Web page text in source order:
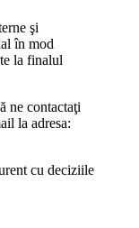
şi
în mod
la finalul
ne contactaţi
la adresa:
cu deciziile